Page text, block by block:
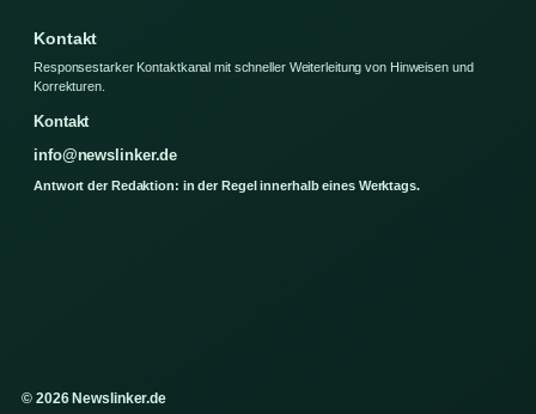
Kontakt
Responsestarker Kontaktkanal mit schneller Weiterleitung von Hinweisen und
Korrekturen.
Kontakt
info@newslinker.de
Antwort der Redaktion: in der Regel innerhalb eines Werktags.
© 2026 Newslinker.de